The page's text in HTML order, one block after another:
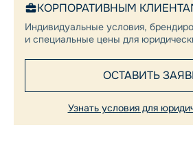
КОРПОРАТИВНЫМ
Индивидуальные условия,
и специальные цены для
ОСТАВИТЬ
Узнать условия для